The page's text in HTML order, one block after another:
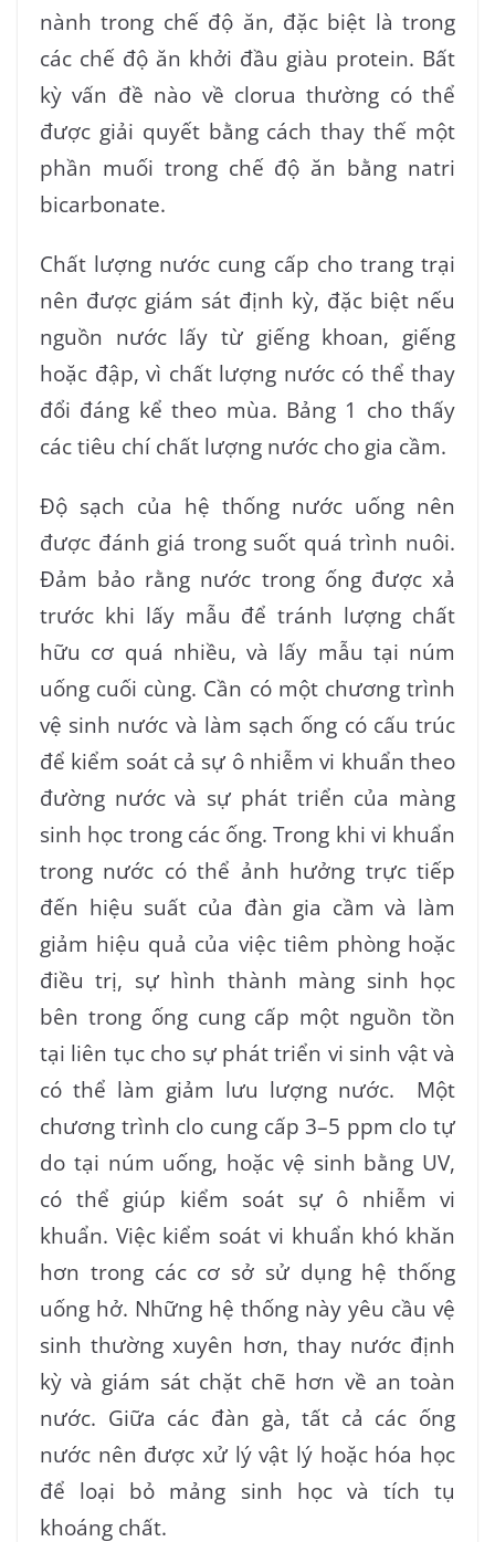
nành trong chế độ ăn, đặc biệt là trong
các chế độ ăn khởi đầu giàu protein. Bất
kỳ vấn đề nào về clorua thường có thể
được giải quyết bằng cách thay thế một
phần muối trong chế độ ăn bằng natri
bicarbonate.
Chất lượng nước cung cấp cho trang trại
nên được giám sát định kỳ, đặc biệt nếu
nguồn nước lấy từ giếng khoan, giếng
hoặc đập, vì chất lượng nước có thể thay
đổi đáng kể theo mùa. Bảng 1 cho thấy
các tiêu chí chất lượng nước cho gia cầm.
Độ sạch của hệ thống nước uống nên
được đánh giá trong suốt quá trình nuôi.
Đảm bảo rằng nước trong ống được xả
trước khi lấy mẫu để tránh lượng chất
hữu cơ quá nhiều, và lấy mẫu tại núm
uống cuối cùng. Cần có một chương trình
vệ sinh nước và làm sạch ống có cấu trúc
để kiểm soát cả sự ô nhiễm vi khuẩn theo
đường nước và sự phát triển của màng
sinh học trong các ống. Trong khi vi khuẩn
trong nước có thể ảnh hưởng trực tiếp
đến hiệu suất của đàn gia cầm và làm
giảm hiệu quả của việc tiêm phòng hoặc
điều trị, sự hình thành màng sinh học
bên trong ống cung cấp một nguồn tồn
tại liên tục cho sự phát triển vi sinh vật và
có thể làm giảm lưu lượng nước. Một
chương trình clo cung cấp 3–5 ppm clo tự
do tại núm uống, hoặc vệ sinh bằng UV,
có thể giúp kiểm soát sự ô nhiễm vi
khuẩn. Việc kiểm soát vi khuẩn khó khăn
hơn trong các cơ sở sử dụng hệ thống
uống hở. Những hệ thống này yêu cầu vệ
sinh thường xuyên hơn, thay nước định
kỳ và giám sát chặt chẽ hơn về an toàn
nước. Giữa các đàn gà, tất cả các ống
nước nên được xử lý vật lý hoặc hóa học
để loại bỏ mảng sinh học và tích tụ
khoáng chất.